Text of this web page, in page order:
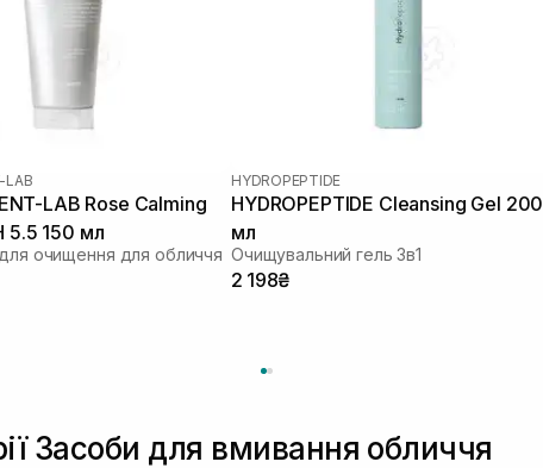
LAB
LAB Rose Calming
5.5 150 мл
очищення для обличчя
HYDROPEPTIDE
HYDROPEPTIDE Cleansing Gel 200
мл
Очищувальний гель 3в1
2 198₴
Засоби для вмивання обличчя